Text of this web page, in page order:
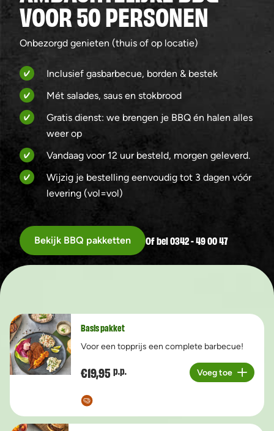
VOOR 50 PERSONEN
Onbezorgd genieten (thuis of op locatie)
Inclusief gasbarbecue, borden & bestek
Mét salades, saus en stokbrood
Gratis dienst: we brengen je BBQ én halen alles
weer op
Vandaag voor 12 uur besteld, morgen geleverd.
Wijzig je bestelling eenvoudig tot 3 dagen vóór
levering (vol=vol)
Bekijk BBQ pakketten Of bel 0342 - 49 00 47
Basis pakket
Voor een topprijs een complete barbecue!
€19,95 p.p.
Aantal
Voeg toe